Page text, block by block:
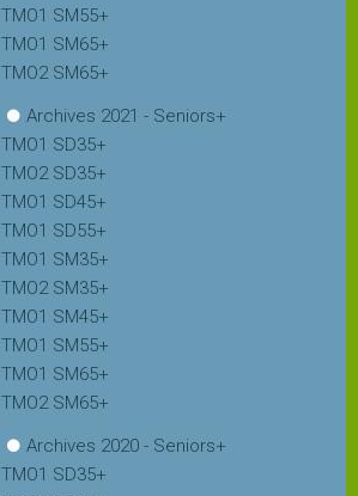
TMO1 SM55+
TMO1 SM65+
TMO2 SM65+
Archives 2021 - Seniors+
TMO1 SD35+
TMO2 SD35+
TMO1 SD45+
TMO1 SD55+
TMO1 SM35+
TMO2 SM35+
TMO1 SM45+
TMO1 SM55+
TMO1 SM65+
TMO2 SM65+
Archives 2020 - Seniors+
TMO1 SD35+